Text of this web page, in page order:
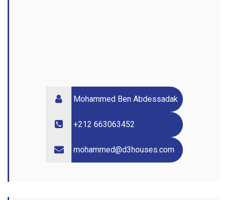
Mohammed Ben Abdessadak
+212 663063452
mohammed@d3houses.com